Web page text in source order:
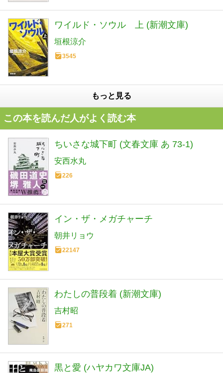
ワイルド・ソウル 上 (新潮文庫)
垣根涼介
3545
もっと見る
この本を読んだ人がよく読む本
ちいさな城下町 (文春文庫 あ 73-1)
安西水丸
226
イン・ザ・メガチャーチ
朝井リョウ
22147
わたしの普段着 (新潮文庫)
吉村昭
271
黒と愛 (ハヤカワ文庫JA)